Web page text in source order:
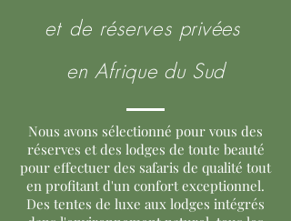
et de réserves privées
en Afrique du Sud
Nous avons sélectionné pour vous des
réserves et des lodges de toute beauté
pour effectuer des safaris de qualité tout
en profitant d'un confort exceptionnel.
Des tentes de luxe aux lodges intégrés